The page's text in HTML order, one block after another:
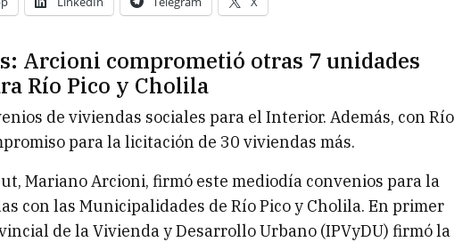
Arcioni comprometió otras 7 unidades
Río Pico y Cholila
de viviendas sociales para el Interior. Además, con Río
para la licitación de 30 viviendas más.
Mariano Arcioni, firmó este mediodía convenios para la
con las Municipalidades de Río Pico y Cholila. En primer
de la Vivienda y Desarrollo Urbano (IPVyDU) firmó la